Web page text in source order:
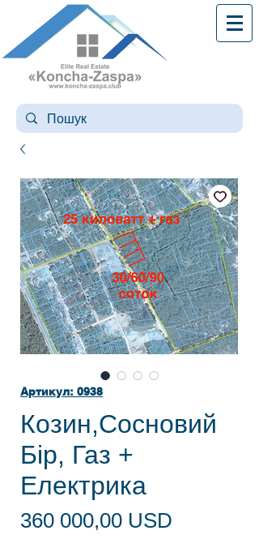
Артикул: 0938
Козин,Сосновий
Бір, Газ +
Електрика
360 000,00 USD